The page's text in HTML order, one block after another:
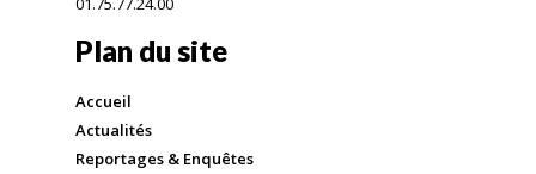
Plan du site
Accueil
Actualités
Reportages & Enquêtes